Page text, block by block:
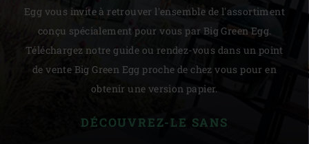
Egg vous invite à retrouver l'ensemble de l'assortiment
conçu spécialement pour vous par Big Green Egg.
Téléchargez notre guide ou rendez-vous dans un point
de vente Big Green Egg proche de chez vous pour en
obtenir une version papier.
DÉCOUVREZ-LE SANS